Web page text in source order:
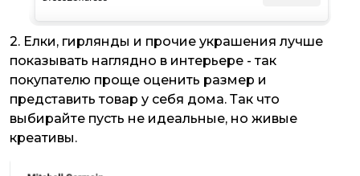
2. Елки, гирлянды и прочие украшения лучше
показывать наглядно в интерьере - так
покупателю проще оценить размер и
представить товар у себя дома. Так что
выбирайте пусть не идеальные, но живые
креативы.